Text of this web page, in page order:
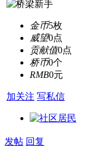
金币5枚
威望0点
贡献值0点
桥币0个
RMB0元
加关注 写私信
发帖 回复